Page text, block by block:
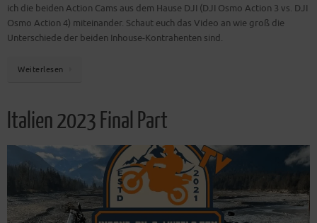
ich die beiden Action Cams aus dem Hause DJI (DJI Osmo Action 3 vs. DJI
Osmo Action 4) miteinander. Schaut euch das Video an wie groß die
Unterschiede der beiden Inhouse-Kontrahenten sind.
Weiterlesen
Italien 2023 Final Part